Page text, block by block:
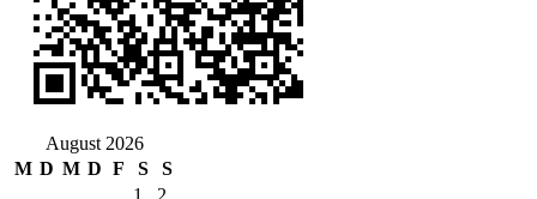
August 2026
M D M D F S
S